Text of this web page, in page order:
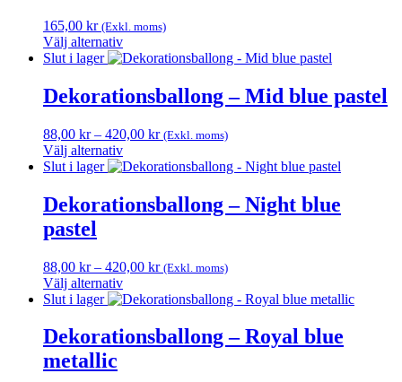
De
olika
alternativen
kan
väljas
på
165,00 kr (Exkl. moms)
Välj alternativ
Den
produkten
har
varianter.
De
olika
kan
väljas
på
Slut i lager
Dekorationsballong – Mid blue pastel
88,00 kr – 420,00 krPrisintervall:
till
(Exkl. moms)
Välj alternativ
Den
produkten
har
flera
De
olika
alternativen
kan
väljas
på
produktsidan
Slut i lager
Dekorationsballong – Night blue
pastel
88,00 kr – 420,00 krPrisintervall:
till
(Exkl. moms)
Välj alternativ
Den
produkten
har
flera
Slut i lager
Dekorationsballong – Royal blue
metallic